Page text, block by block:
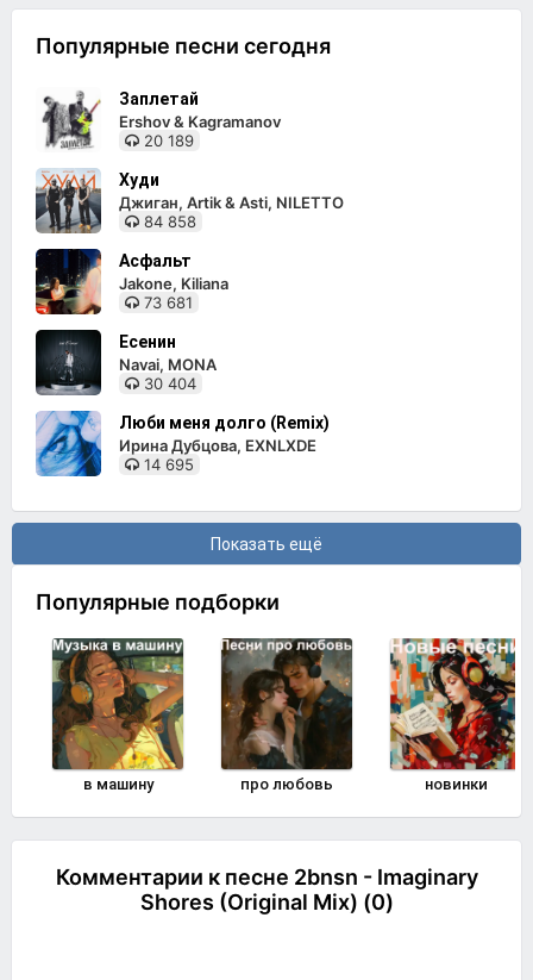
Популярные песни сегодня
Заплетай
Ershov & Kagramanov
20 189
Худи
Джиган, Artik & Asti, NILETTO
84 858
Асфальт
Jakone, Kiliana
73 681
Есенин
Navai, MONA
30 404
Люби меня долго (Remix)
Ирина Дубцова, EXNLXDE
14 695
Показать ещё
Популярные подборки
в машину про любовь новинки
Комментарии к песне 2bnsn - Imaginary
Shores (Original Mix) (0)